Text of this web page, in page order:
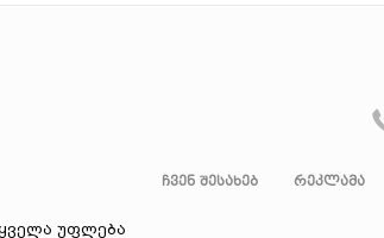
ჩვენ შესახებ რეკლამა
ყველა უფლება